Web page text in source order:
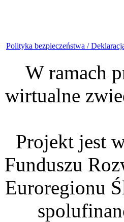
Polityka bezpieczeństwa /
W ramach
wirtualne
Projekt jest
Funduszu
Euroregionu